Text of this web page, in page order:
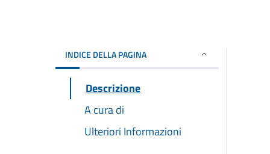
INDICE DELLA PAGINA
Descrizione
A cura di
Ulteriori Informazioni